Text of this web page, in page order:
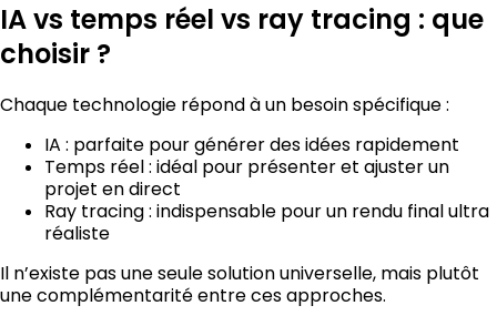
IA vs temps réel vs ray tracing : que
choisir ?
Chaque technologie répond à un besoin spécifique :
IA : parfaite pour générer des idées rapidement
Temps réel : idéal pour présenter et ajuster un
projet en direct
Ray tracing : indispensable pour un rendu final ultra
réaliste
Il n’existe pas une seule solution universelle, mais plutôt
une complémentarité entre ces approches.